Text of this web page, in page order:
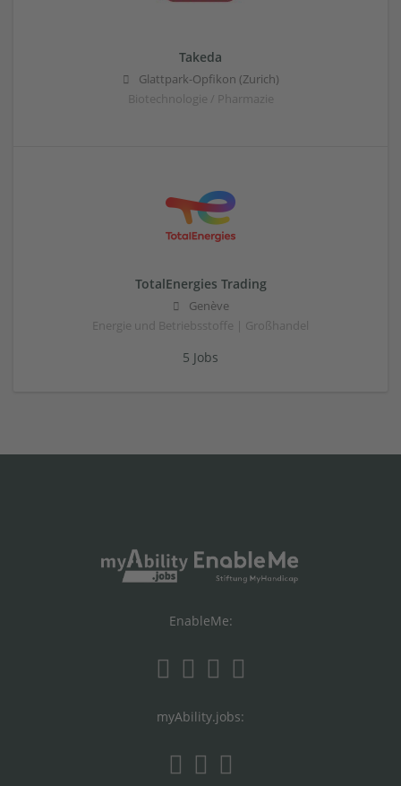
Takeda
Glattpark-Opfikon (Zurich)
Biotechnologie / Pharmazie
TotalEnergies Trading
Genève
Energie und Betriebsstoffe | Großhandel
5 Jobs
EnableMe:
myAbility.jobs: